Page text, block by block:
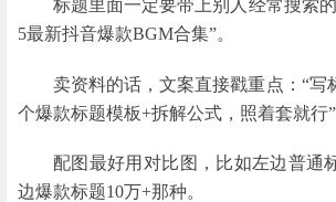
标题里面一定要带上别人经常搜索
5最新抖音爆款BGM合集”。
卖资料的话，文案直接戳重点：“写
个爆款标题模板+拆解公式，照着套就行”
配图最好用对比图，比如左边普通
边爆款标题10万+那种。